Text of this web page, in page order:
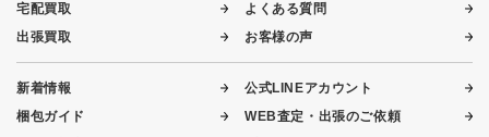
宅配買取
出張買取
よくある質問
お客様の声
新着情報
梱包ガイド
公式LINEアカウント
WEB査定・出張のご依頼